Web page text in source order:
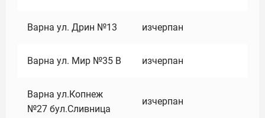
Варна ул. Дрин №13 изчерпан
Варна ул. Мир №35 В изчерпан
Варна ул.Копнеж
№27 бул.Сливница
изчерпан